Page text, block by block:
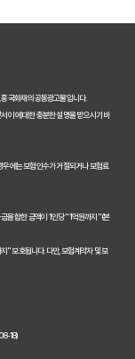
만은 꼭 확인하세요
지 핵심 전략
지 방법
방출
법 공개
완벽 가이드
택 찾고 보험료 낮추는
국화재의 공동광고물입니다.
이에 대한 충분한 설명을 받으시기 바
에는 보험인수가 거절되거나 보험료
을 합한 금액이 1인당 "1억원까지"(본
" 보호됩니다. 다만, 보험계약자 및 보
18)